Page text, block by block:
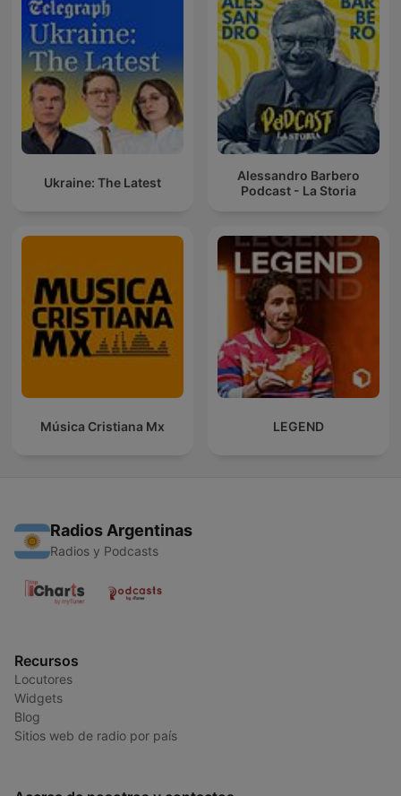
Ukraine: The Latest
Alessandro Barbero
Podcast - La Storia
Música Cristiana Mx LEGEND
Radios Argentinas
Radios y Podcasts
Recursos
Locutores
Widgets
Blog
Sitios web de radio por país